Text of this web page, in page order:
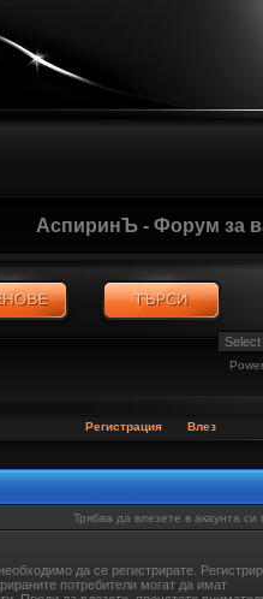
АспиринЪ - Форум за
Регистрация
Влез
Трябва да влезете в акаунта
да се регистрирате.
потребители могат да имат